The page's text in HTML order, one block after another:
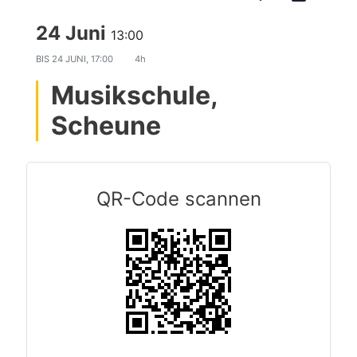
24 Juni 13:00
BIS 24 JUNI, 17:00 4h
Musikschule,
Scheune
QR-Code scannen